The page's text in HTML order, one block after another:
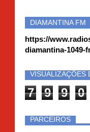
DIAMANTINA FM
https://
diamantina-1049-
VISUALIZAÇÕES
7 9 9 0
PARCEIROS